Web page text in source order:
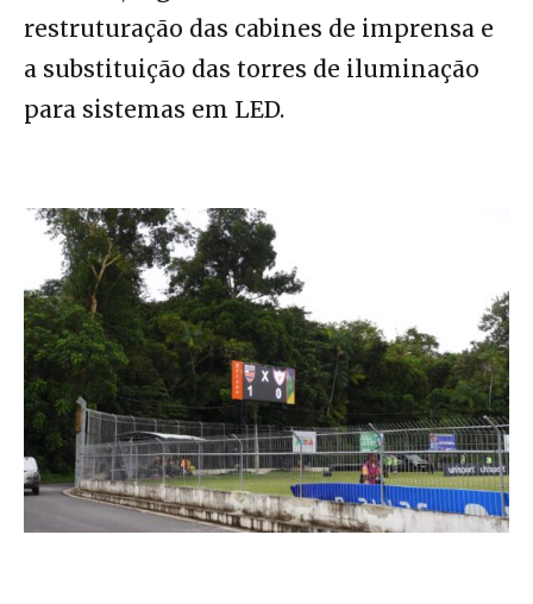
restruturação das cabines de imprensa e
a substituição das torres de iluminação
para sistemas em LED.